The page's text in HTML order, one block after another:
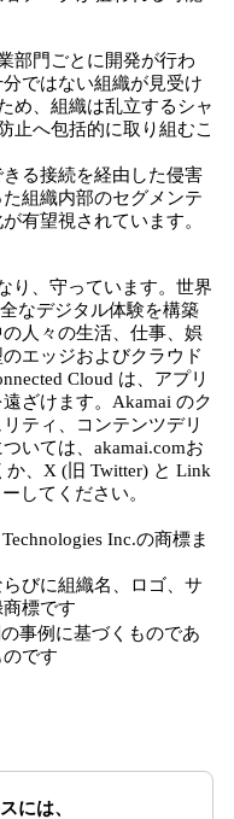
部門ごとに開発が行わ
ではない組織が見受け
め、組織は乱立するシャ
止へ包括的に取り組むこ
る接続を経由した侵害
組織内部のセグメンテ
有望視されています。
り、守っています。世界
なデジタル体験を構築
人々の生活、仕事、娯
エッジおよびクラウド
Cloud は、アプリ
ざけます。Akamai のク
ティ、コンテンツデリ
いては、akamai.comお
か、X (旧 Twitter) と Link
してください。
Inc.の商標ま
びに組織名、ロゴ、サ
標です
事例に基づくものであ
です
には、